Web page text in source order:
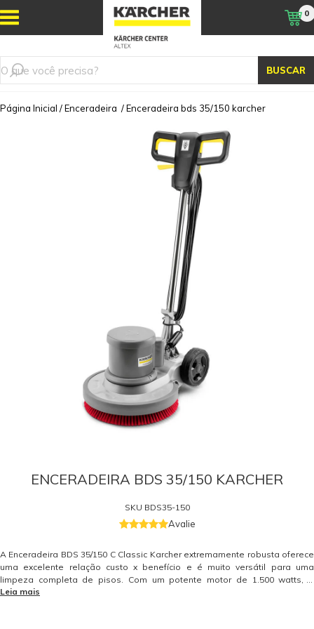
BUSCAR
0
Página Inicial /Enceradeira /Enceradeira bds 35/150 karcher
ENCERADEIRA BDS 35/150 KARCHER
SKU BDS35-150
Avalie
A Enceradeira BDS 35/150 C Classic Karcher extremamente robusta oferece
uma excelente relação custo x benefício e é muito versátil para uma
limpeza completa de pisos. Com um potente motor de 1.500 watts, é
adequado tanto para pisos frios lisos como para lixar pisos mais
Leia mais